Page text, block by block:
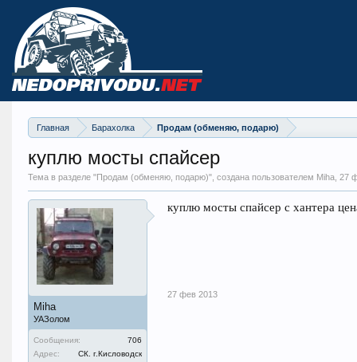
Главная Барахолка Продам (обменяю, подарю)
куплю мосты спайсер
Тема в разделе "Продам (обменяю, подарю)", создана пользователем Miha, 27
Miha
УАЗолом
Сообщения:
706
Адрес:
СК. г.Кисловодск
куплю мосты спайсер с хантера
27 фев 2013